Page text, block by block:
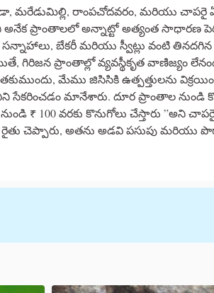
మరేడుమిల్లి, రాంపచోదవరం, మరియు చాపరై
ప్రాంతాలలో అన్నాట్టో అత్యంత సాధారణ
బేకరీ మరియు స్వీట్లు వంటి తినదగిన
గిరిజన ప్రాంతాల్లో వ్యవస్థీకృత వాణిజ్యం
మేము జిసిసికి ఉత్పత్తులను
మానేశారు. దూర ప్రాంతాల నుండి
₹ 100 వరకు కొనుగోలు చేస్తారు ”అని
రైతు చెప్పారు, అతను అడవి పసుపు మరియు